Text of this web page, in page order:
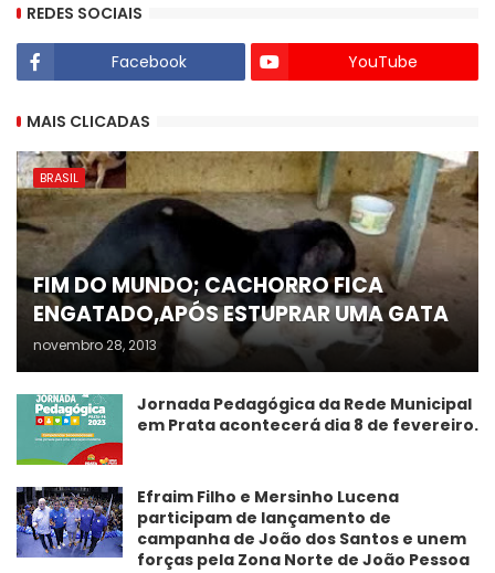
REDES SOCIAIS
Facebook YouTube
MAIS CLICADAS
BRASIL
FIM DO MUNDO; CACHORRO FICA
ENGATADO,APÓS ESTUPRAR UMA GATA
novembro 28, 2013
Jornada Pedagógica da Rede Municipal
em Prata acontecerá dia 8 de fevereiro.
Efraim Filho e Mersinho Lucena
participam de lançamento de
campanha de João dos Santos e unem
forças pela Zona Norte de João Pessoa